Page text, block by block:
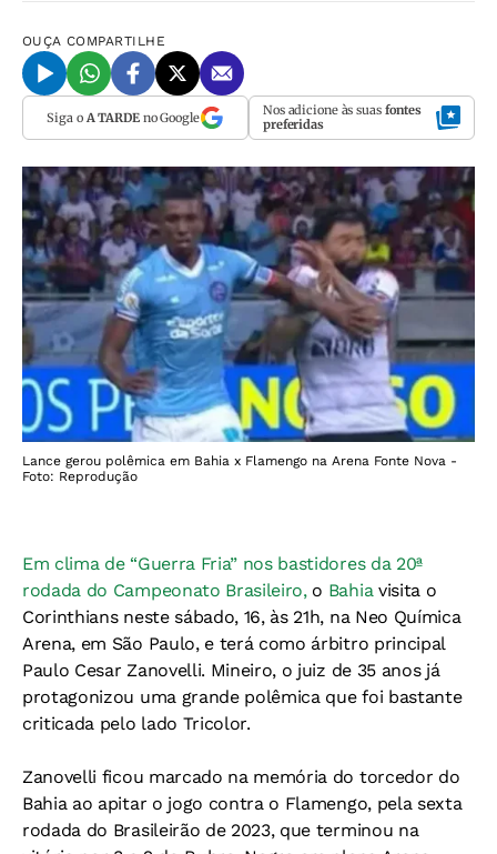
OUÇA COMPARTILHE
Siga o A TARDEno Google Nos adicione às suas fontes
preferidas
Lance gerou polêmica em Bahia x Flamengo na Arena Fonte Nova -
Foto: Reprodução
Em clima de “Guerra Fria” nos bastidores da 20ª
rodada do Campeonato Brasileiro, o Bahia visita o
Corinthians neste sábado, 16, às 21h, na Neo Química
Arena, em São Paulo, e terá como árbitro principal
Paulo Cesar Zanovelli. Mineiro, o juiz de 35 anos já
protagonizou uma grande polêmica que foi bastante
criticada pelo lado Tricolor.
Zanovelli ficou marcado na memória do torcedor do
Bahia ao apitar o jogo contra o Flamengo, pela sexta
rodada do Brasileirão de 2023, que terminou na